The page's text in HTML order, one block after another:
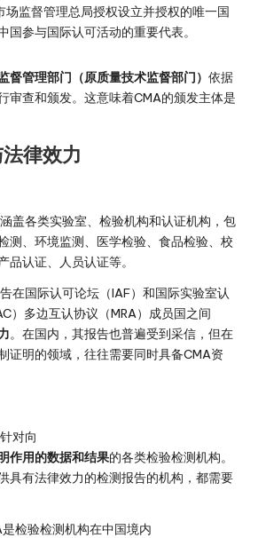
场监督管理总局授权设立并授权的唯一国
国参与国际认可活动的重要代表。
督管理部门（原质量技术监督部门） 依据
审查和颁发。这意味着CMA的颁发主体是
律效力
盖各类实验室、检验机构和认证机构，包
测、环境监测、医学检验、食品检验、校
品认证、人员认证等。
在国际认可论坛（IAF）和国际实验室认
）多边互认协议（MRA）成员国之间
。在国内，其报告也普遍受到采信，但在
证明的领域，往往需要同时具备CMA资
对向
作用的数据和结果的各类检验检测机构。
具有法律效力的检测报告的机构，都需要
检验检测机构在中国境内